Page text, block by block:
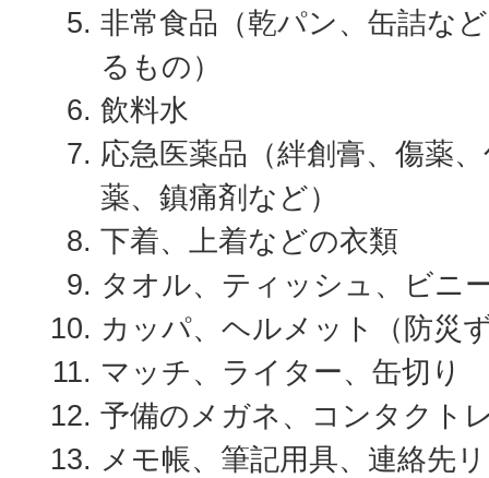
非常食品（乾パン、缶詰な
るもの）
飲料水
応急医薬品（絆創膏、傷薬
薬、鎮痛剤など）
下着、上着などの衣類
タオル、ティッシュ、ビニ
カッパ、ヘルメット（防災
マッチ、ライター、缶切り
予備のメガネ、コンタクト
メモ帳、筆記用具、連絡先